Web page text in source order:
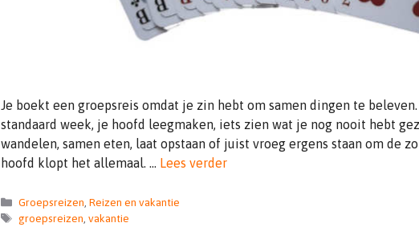
Je boekt een groepsreis omdat je zin hebt om samen dingen te
standaard week, je hoofd leegmaken, iets zien wat je nog nooit hebt
wandelen, samen eten, laat opstaan of juist vroeg ergens staan om de
hoofd klopt het allemaal. … Lees verder
Categorieën
Groepsreizen Reizen en vakantie
Tags
groepsreizen vakantie